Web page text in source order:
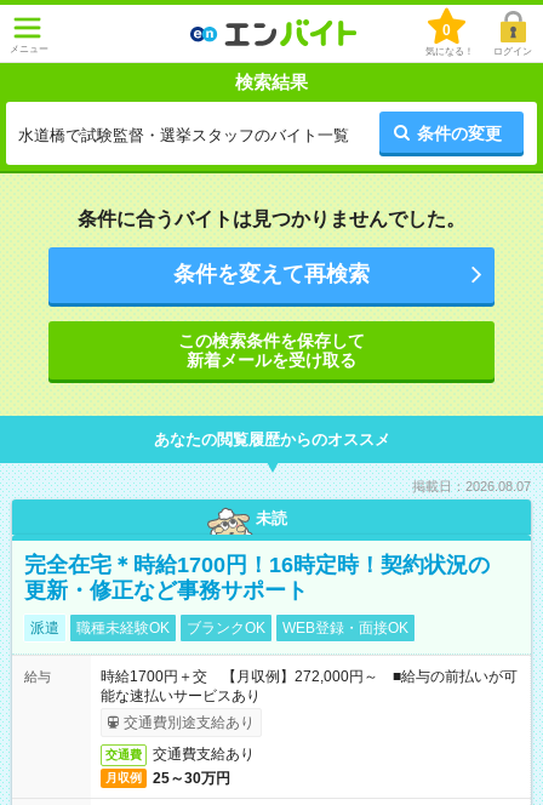
メニュー
0
気になる！ ログイン
検索結果
水道橋で試験監督・選挙スタッフのバイト一覧 条件の変更
条件に合うバイトは見つかりませんでした。
条件を変えて再検索
この検索条件を保存して
新着メールを受け取る
あなたの閲覧履歴からのオススメ
掲載日：2026.08.07
未読
完全在宅＊時給1700円！16時定時！契約状況の
更新・修正など事務サポート
派遣 職種未経験OK ブランクOK WEB登録・面接OK
給与
時給1700円＋交 【月収例】272,000円～ ■給与の前払いが可
能な速払いサービスあり
交通費別途支給あり
交通費 交通費支給あり
月収例 25～30万円